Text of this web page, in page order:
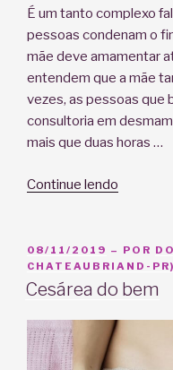
É um tanto complexo
pessoas condenam o
mãe deve amamentar
entendem que a mãe
vezes, as pessoas que
consultoria em
mais que duas horas …
Continue lendo
sobre
o
final
PUBLICADO
EM
08/11/2019 – POR
CHATEAUBRIAND-PR)
Cesárea do bem